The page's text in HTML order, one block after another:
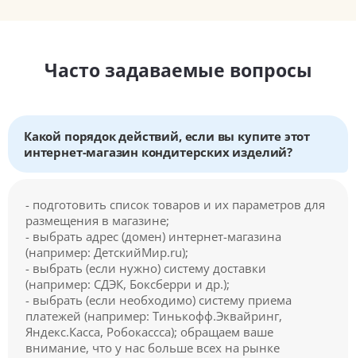
Часто задаваемые вопросы
Какой порядок действий, если вы купите этот
интернет-магазин кондитерских изделий?
- подготовить список товаров и их параметров для
размещения в магазине;
- выбрать адрес (домен) интернет-магазина
(например: ДетскийМир.ru);
- выбрать (если нужно) систему доставки
(например: СДЭК, Боксберри и др.);
- выбрать (если необходимо) систему приема
платежей (например: Тинькофф.Эквайринг,
Яндекс.Касса, Робокассса); обращаем ваше
внимание, что у нас больше всех на рынке